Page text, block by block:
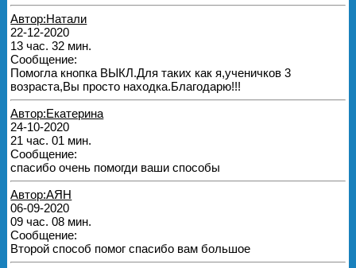
Автор:Натали
22-12-2020
13 час. 32 мин.
Сообщение:
Помогла кнопка ВЫКЛ.Для таких как я,ученичков 3
возраста,Вы просто находка.Благодарю!!!
Автор:Екатерина
24-10-2020
21 час. 01 мин.
Сообщение:
спасибо очень помогди ваши способы
Автор:АЯН
06-09-2020
09 час. 08 мин.
Сообщение:
Второй способ помог спасибо вам большое